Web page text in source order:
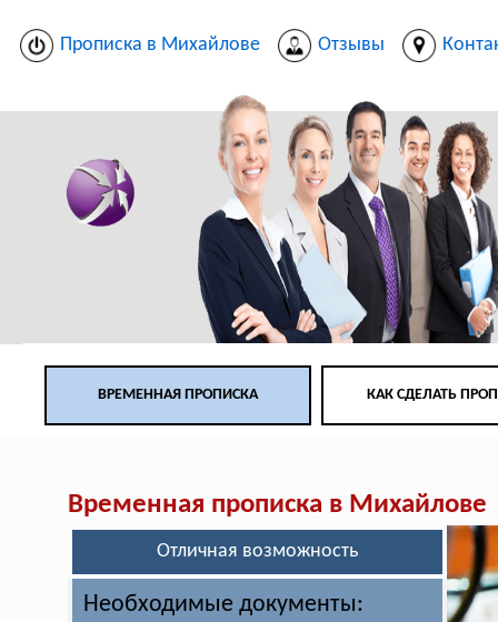
Прописка в Михайлове Отзывы
ВРЕМЕННАЯ ПРОПИСКА КАК СДЕЛАТЬ
Временная прописка в Михайлове
Отличная возможность
Необходимые документы: